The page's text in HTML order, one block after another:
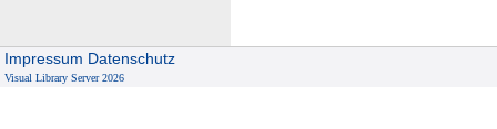
Impressum Datenschutz
Visual Library Server 2026